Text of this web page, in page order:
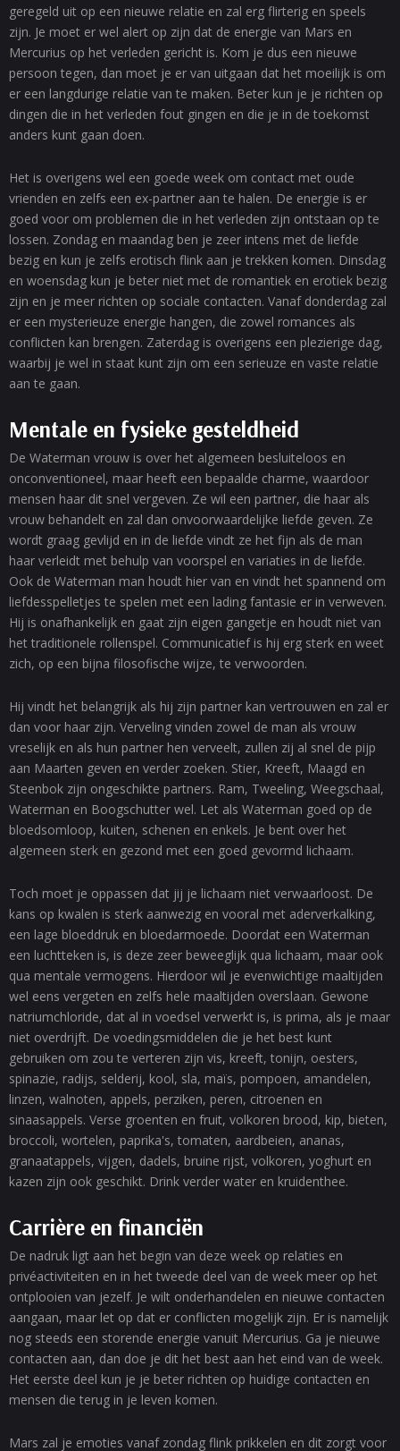
geregeld uit op een nieuwe relatie en zal erg flirterig en speels
zijn. Je moet er wel alert op zijn dat de energie van Mars en
Mercurius op het verleden gericht is. Kom je dus een nieuwe
persoon tegen, dan moet je er van uitgaan dat het moeilijk is om
er een langdurige relatie van te maken. Beter kun je je richten op
dingen die in het verleden fout gingen en die je in de toekomst
anders kunt gaan doen.
Het is overigens wel een goede week om contact met oude
vrienden en zelfs een ex-partner aan te halen. De energie is er
goed voor om problemen die in het verleden zijn ontstaan op te
lossen. Zondag en maandag ben je zeer intens met de liefde
bezig en kun je zelfs erotisch flink aan je trekken komen. Dinsdag
en woensdag kun je beter niet met de romantiek en erotiek bezig
zijn en je meer richten op sociale contacten. Vanaf donderdag zal
er een mysterieuze energie hangen, die zowel romances als
conflicten kan brengen. Zaterdag is overigens een plezierige dag,
waarbij je wel in staat kunt zijn om een serieuze en vaste relatie
aan te gaan.
Mentale en fysieke gesteldheid
De Waterman vrouw is over het algemeen besluiteloos en
onconventioneel, maar heeft een bepaalde charme, waardoor
mensen haar dit snel vergeven. Ze wil een partner, die haar als
vrouw behandelt en zal dan onvoorwaardelijke liefde geven. Ze
wordt graag gevlijd en in de liefde vindt ze het fijn als de man
haar verleidt met behulp van voorspel en variaties in de liefde.
Ook de Waterman man houdt hier van en vindt het spannend om
liefdesspelletjes te spelen met een lading fantasie er in verweven.
Hij is onafhankelijk en gaat zijn eigen gangetje en houdt niet van
het traditionele rollenspel. Communicatief is hij erg sterk en weet
zich, op een bijna filosofische wijze, te verwoorden.
Hij vindt het belangrijk als hij zijn partner kan vertrouwen en zal er
dan voor haar zijn. Verveling vinden zowel de man als vrouw
vreselijk en als hun partner hen verveelt, zullen zij al snel de pijp
aan Maarten geven en verder zoeken. Stier, Kreeft, Maagd en
Steenbok zijn ongeschikte partners. Ram, Tweeling, Weegschaal,
Waterman en Boogschutter wel. Let als Waterman goed op de
bloedsomloop, kuiten, schenen en enkels. Je bent over het
algemeen sterk en gezond met een goed gevormd lichaam.
Toch moet je oppassen dat jij je lichaam niet verwaarloost. De
kans op kwalen is sterk aanwezig en vooral met aderverkalking,
een lage bloeddruk en bloedarmoede. Doordat een Waterman
een luchtteken is, is deze zeer beweeglijk qua lichaam, maar ook
qua mentale vermogens. Hierdoor wil je evenwichtige maaltijden
wel eens vergeten en zelfs hele maaltijden overslaan. Gewone
natriumchloride, dat al in voedsel verwerkt is, is prima, als je maar
niet overdrijft. De voedingsmiddelen die je het best kunt
gebruiken om zou te verteren zijn vis, kreeft, tonijn, oesters,
spinazie, radijs, selderij, kool, sla, maïs, pompoen, amandelen,
linzen, walnoten, appels, perziken, peren, citroenen en
sinaasappels. Verse groenten en fruit, volkoren brood, kip, bieten,
broccoli, wortelen, paprika's, tomaten, aardbeien, ananas,
granaatappels, vijgen, dadels, bruine rijst, volkoren, yoghurt en
kazen zijn ook geschikt. Drink verder water en kruidenthee.
Carrière en financiën
De nadruk ligt aan het begin van deze week op relaties en
privéactiviteiten en in het tweede deel van de week meer op het
ontplooien van jezelf. Je wilt onderhandelen en nieuwe contacten
aangaan, maar let op dat er conflicten mogelijk zijn. Er is namelijk
nog steeds een storende energie vanuit Mercurius. Ga je nieuwe
contacten aan, dan doe je dit het best aan het eind van de week.
Het eerste deel kun je je beter richten op huidige contacten en
mensen die terug in je leven komen.
Mars zal je emoties vanaf zondag flink prikkelen en dit zorgt voor